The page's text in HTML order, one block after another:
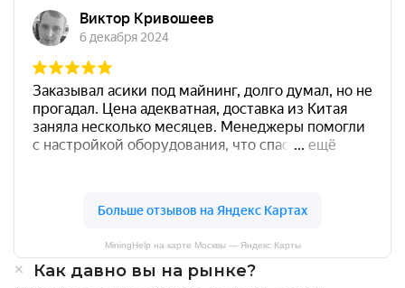
MiningHelp на карте Москвы — Яндекс Карты
Как давно вы на рынке?